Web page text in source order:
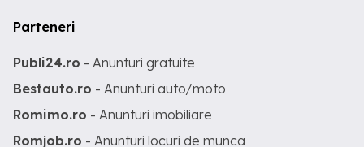
Parteneri
Publi24.ro - Anunturi gratuite
Bestauto.ro - Anunturi auto/moto
Romimo.ro - Anunturi imobiliare
Romjob.ro - Anunturi locuri de munca